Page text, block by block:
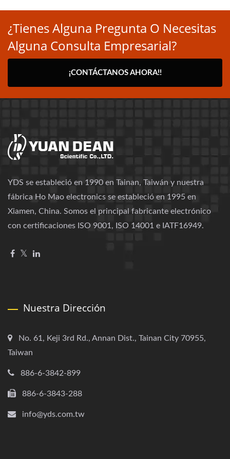
¿Tienes Alguna Pregunta O Necesitas
Alguna Consulta Empresarial?
¡CONTÁCTANOS AHORA!!
YDS se estableció en 1990 en Tainan, Taiwán y nuestra
fábrica Ho Mao electronics se estableció en 1995 en
Xiamen, China. Somos el principal fabricante electrónico
con certificaciones ISO 9001, ISO 14001 e IATF16949.
Nuestra Dirección
No. 61, Keji 3rd Rd., Annan Dist., Tainan City 70955,
Taiwan
886-6-3842-899
886-6-3843-288
info@yds.com.tw